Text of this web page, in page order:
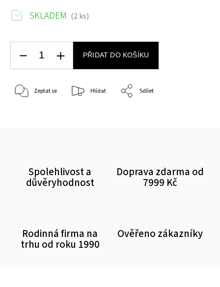
SKLADEM (2 ks)
PŘIDAT DO KOŠÍKU
Zeptat se Hlídat Sdílet
Spolehlivost a
důvěryhodnost
Doprava zdarma od
7999 Kč
Rodinná firma na
trhu od roku 1990
Ověřeno zákazníky